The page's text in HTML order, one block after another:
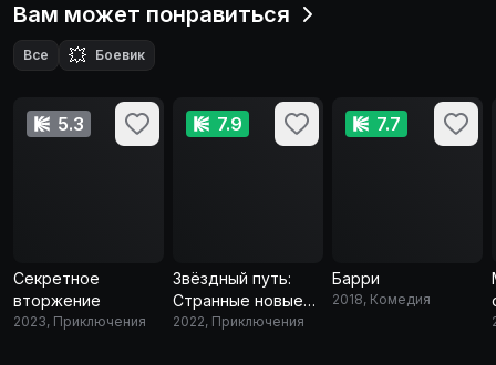
Вам может понравиться
Все 💥 Боевик
5.3
Секретное
вторжение
2023, Приключения
7.9
Звёздный путь:
Странные новые
миры
2022, Приключения
7.7
Барри
2018, Комедия